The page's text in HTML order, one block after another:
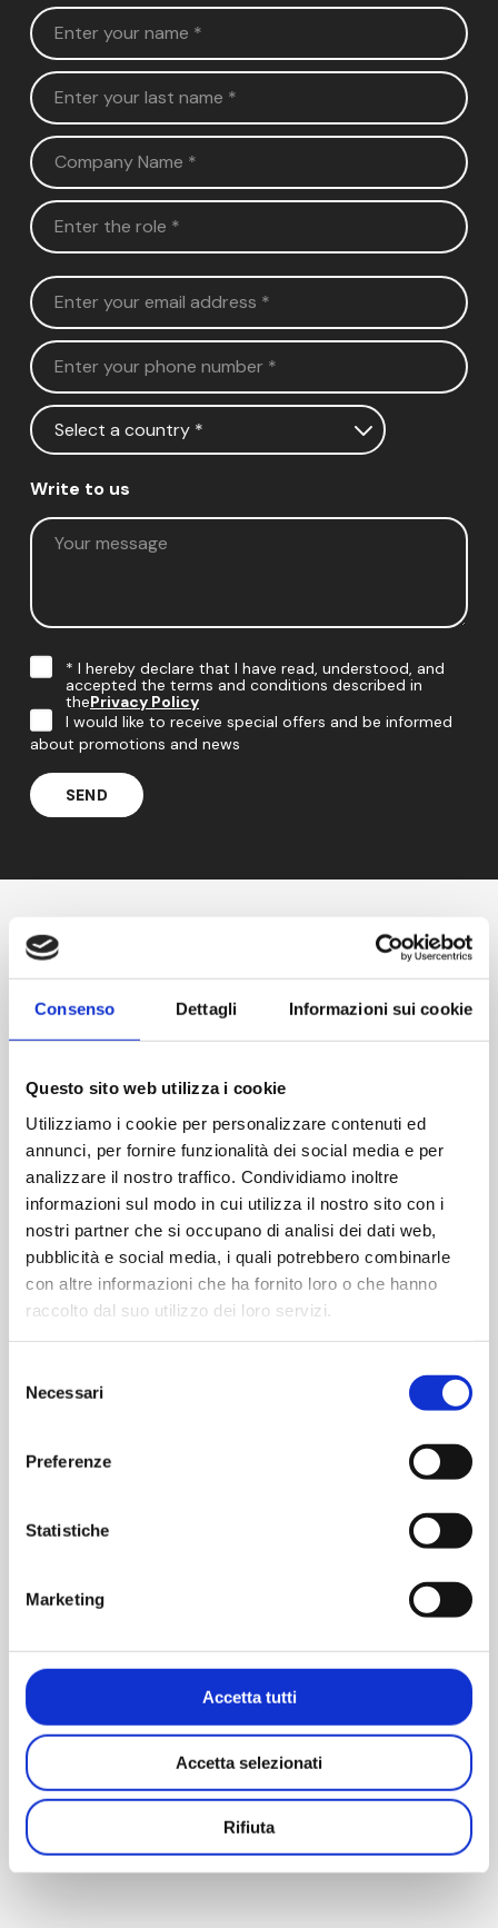
Consenso Dettagli Informazioni sui cookie
Questo sito web utilizza i cookie
Utilizziamo i cookie per personalizzare contenuti ed
annunci, per fornire funzionalità dei social media e per
analizzare il nostro traffico. Condividiamo inoltre
informazioni sul modo in cui utilizza il nostro sito con i
nostri partner che si occupano di analisi dei dati web,
pubblicità e social media, i quali potrebbero combinarle
con altre informazioni che ha fornito loro o che hanno
raccolto dal suo utilizzo dei loro servizi.
delNecessari
Preferenze
Statistiche
Marketing
Accetta tutti
Accetta selezionati
Rifiuta
Write to us
* I hereby declare that I have read, understood, and
accepted the terms and conditions described in
thePrivacy Policy
I would like to receive special offers and be informed
about promotions and news
Your partner in contamination
control
Let's get in touch
Headquarters - Limbiate (MB)
Via Isonzo 1/C - Limbiate (MB), 20812
P.Iva 02196040964
CallDirections
Legal and Production Headquarters -
Via Manzoni 144/E-F - Cesano Maderno,
Call